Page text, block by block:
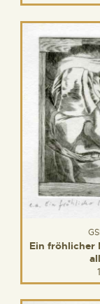
Ein fröhlicher